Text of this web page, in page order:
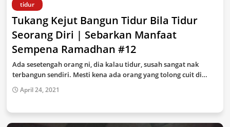
tidur
Tukang Kejut Bangun Tidur Bila Tidur
Seorang Diri | Sebarkan Manfaat
Sempena Ramadhan #12
Ada sesetengah orang ni, dia kalau tidur, susah sangat nak
terbangun sendiri. Mesti kena ada orang yang tolong cuit di…
April 24, 2021